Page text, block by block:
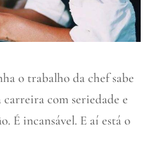
o trabalho da chef sabe
carreira com seriedade e
É incansável. E aí está o